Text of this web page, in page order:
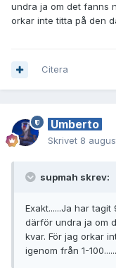
undra ja om det fanns
orkar inte titta på den
Citera
Umberto
Skrivet 8
supmah skrev:
Exakt......Ja har
därför undra ja om
kvar. För jag orkar
igenom från 1-